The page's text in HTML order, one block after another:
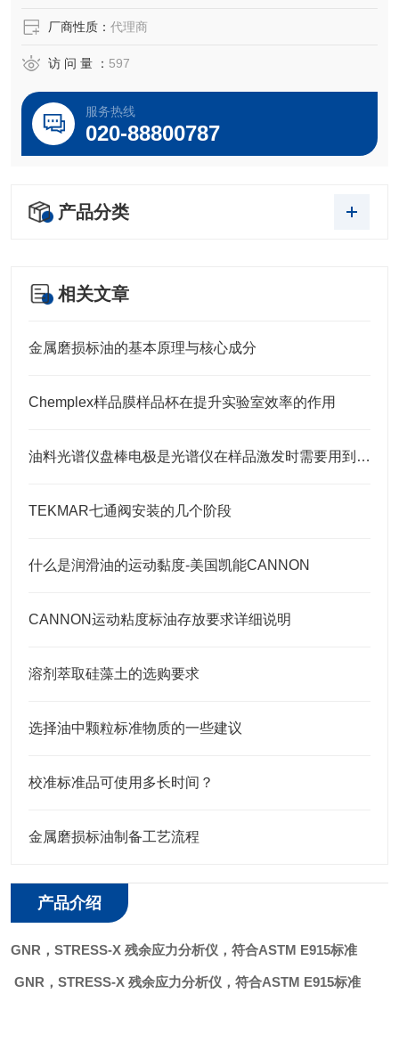
厂商性质： 代理商
访 问 量 ： 597
服务热线
020-88800787
产品分类
相关文章
金属磨损标油的基本原理与核心成分
Chemplex样品膜样品杯在提升实验室效率的作用
油料光谱仪盘棒电极是光谱仪在样品激发时需要用到的耗材
TEKMAR七通阀安装的几个阶段
什么是润滑油的运动黏度-美国凯能CANNON
CANNON运动粘度标油存放要求详细说明
溶剂萃取硅藻土的选购要求
选择油中颗粒标准物质的一些建议
校准标准品可使用多长时间？
金属磨损标油制备工艺流程
产品介绍
GNR，STRESS-X 残余应力分析仪，符合ASTM E915标准
GNR，STRESS-X 残余应力分析仪，符合ASTM E915标准